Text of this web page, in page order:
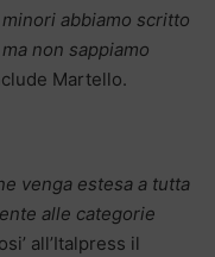
abbiamo scritto
non sappiamo
Martello.
venga estesa a tutta
alle categorie
all’Italpress il